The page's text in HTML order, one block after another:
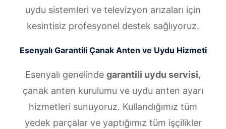
uydu sistemleri ve televizyon arızaları için
kesintisiz profesyonel destek sağlıyoruz.
Esenyalı Garantili Çanak Anten ve Uydu Hizmeti
Esenyalı genelinde garantili uydu servisi,
çanak anten kurulumu ve uydu anten ayarı
hizmetleri sunuyoruz. Kullandığımız tüm
yedek parçalar ve yaptığımız tüm işçilikler